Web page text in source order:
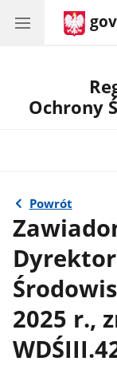
Ochrony
Powrót
2025 r.,